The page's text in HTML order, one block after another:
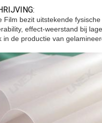
Film bezit uitstekende
effect-weerstand bij
in de productie van